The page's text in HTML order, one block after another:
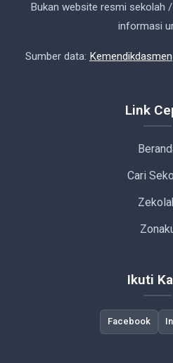
Bukan website resmi sekolah
informasi
Sumber data: Kemendikdasmen
Link
Cari
Ikuti
Facebook